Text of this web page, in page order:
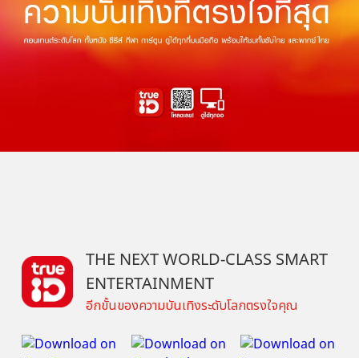
THE NEXT WORLD-CLASS SMART
ENTERTAINMENT
อีกขั้นของความบันเทิงระดับโลกตรงใจคุณ